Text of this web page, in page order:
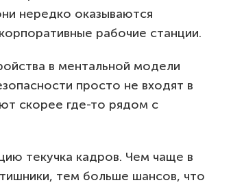
нередко оказываются
рабочие станции.
в ментальной модели
просто не входят в
скорее где-то рядом с
текучка кадров. Чем чаще в
тем больше шансов, что